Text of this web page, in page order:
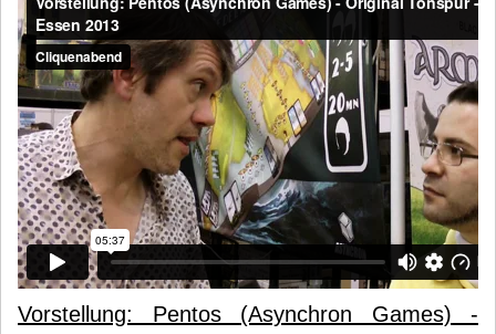
Vorstellung: Pentos (Asynchron Games) -